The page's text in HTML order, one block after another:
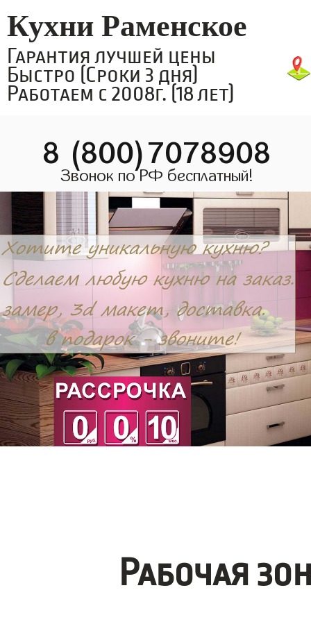
Кухни Раменское
Гарантия лучшей цены
Быстро (Сроки 3 дня)
Работаем с 2008г. (18 лет)
8 (800)7078908
Звонок по РФ бесплатный!
Рабочая